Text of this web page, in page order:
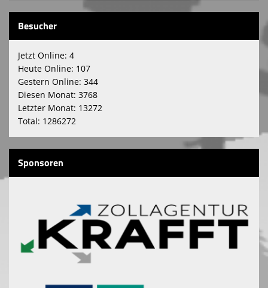
Besucher
Jetzt Online: 4
Heute Online: 107
Gestern Online: 344
Diesen Monat: 3768
Letzter Monat: 13272
Total: 1286272
Sponsoren